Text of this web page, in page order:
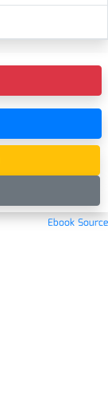
Ebook Source